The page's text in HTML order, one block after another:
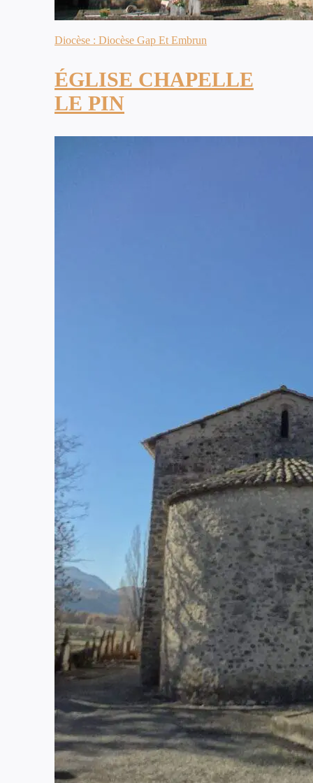
Diocèse : Diocèse Gap Et Embrun
ÉGLISE CHAPELLE
LE PIN